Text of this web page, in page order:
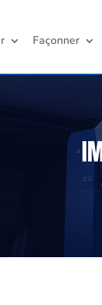
Façonner